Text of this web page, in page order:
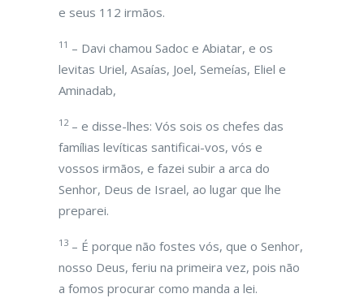
e seus 112 irmãos.
11 – Davi chamou Sadoc e Abiatar, e os
levitas Uriel, Asaías, Joel, Semeías, Eliel e
Aminadab,
12– e disse-lhes: Vós sois os chefes das
famílias levíticas santificai-vos, vós e
vossos irmãos, e fazei subir a arca do
Senhor, Deus de Israel, ao lugar que lhe
preparei.
13 – É porque não fostes vós, que o Senhor,
nosso Deus, feriu na primeira vez, pois não
a fomos procurar como manda a lei.